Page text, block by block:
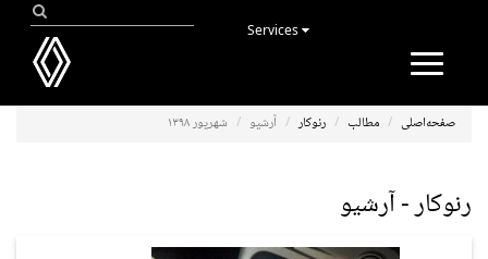
Toggle
صفحه‌اصلی مطالب رنوکار آرشیو شهریور ۱۳۹۸
رنوکار - آرشیو